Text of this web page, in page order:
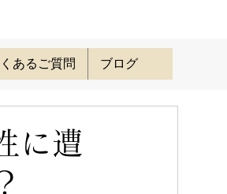
あるご質問 ブログ
に遭